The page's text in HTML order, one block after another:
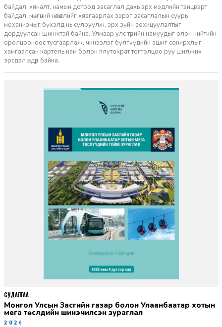
байдал, хяналт, намын дотоод засаглал дахь эрх мэдлийн тэнцвэрт
байдал, мөнгөний нөлөөллийг хязгаарлах зэрэг засаглалын суурь
механизмыг бүхэлд нь сулруулж, эрх зүйн зохицуулалтыг
дордуулсан шинжтэй байна. Улмаар улс төрийн намуудыг олон нийтийн
оролцооноос тусгаарлаж, чинээлэг бүлгүүдийн ашиг сонирхлыг
хамгаалсан картель нам болон плутократ тогтолцоо руу шилжих
эрсдэл өндөр байна.
Монгол Улсын Засгийн газар болон Улаанбаатар хотын
мега төслүүдийн шинэчилсэн зураглал
2026-06-29
СУДАЛГАА